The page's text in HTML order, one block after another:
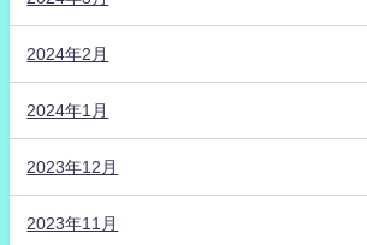
2024年2月
2024年1月
2023年12月
2023年11月